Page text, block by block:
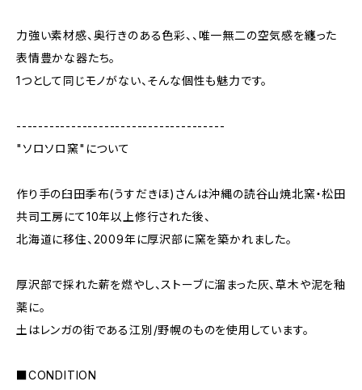
力強い素材感、奥行きのある色彩、、唯一無二の空気感を纏った
表情豊かな器たち。
1つとして同じモノがない、そんな個性も魅力です。
--------------------------------------
"ソロソロ窯"について
作り手の臼田季布(うすだきほ)さんは沖縄の読谷山焼北窯・松田
共司工房にて10年以上修行された後、
北海道に移住、2009年に厚沢部に窯を築かれました。
厚沢部で採れた薪を燃やし、ストーブに溜まった灰、草木や泥を釉
薬に。
土はレンガの街である江別/野幌のものを使用しています。
■CONDITION